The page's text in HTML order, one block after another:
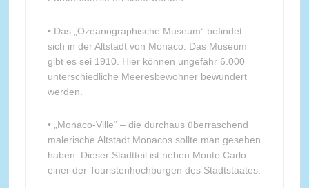
• Das „Ozeanographische Museum“ befindet
sich in der Altstadt von Monaco. Das Museum
gibt es sei 1910. Hier können ungefähr 6.000
unterschiedliche Meeresbewohner bewundert
werden.
• „Monaco-Ville“ – die durchaus überraschend
malerische Altstadt Monacos sollte man gesehen
haben. Dieser Stadtteil ist neben Monte Carlo
einer der Touristenhochburgen des Stadtstaates.